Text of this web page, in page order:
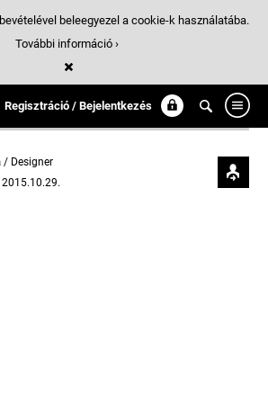
Regisztráció / Bejelentkezés
/ Designer
2015.10.29.
beleegyezel a cookie-k használatába.
További információ ›